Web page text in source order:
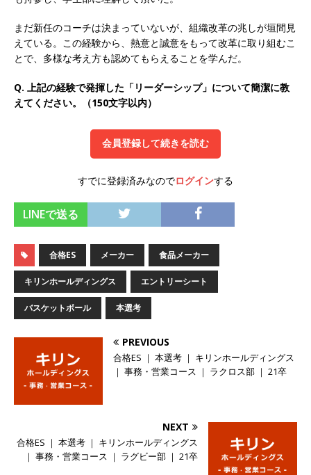
体育会積極採用企業
[ 2026年5月14日 ] 【 28卒 ｜ 体験型インターン
シップ 】スタンダード上場 ｜ 業界No.1 企業医
療機関向け広告・人材営業 ｜ 未経験からコンサ
ル、マーケティング、ブランディングが経験でき
る ｜ 土日祝休み ｜ 年間休日124日 ｜ ギミック
体育会積極採用企業
[ 2026年5月14日 ] 【 28卒 ｜ 不動産・営業を知
れる仕事体験開催 】大阪勤務・転勤なし ｜ 関西
知名度抜群の総合不動産会社 ｜ マンション販売
戸数近畿圏第3位 ｜ 初任給30万+手当、1年目で
年収1,000万も目指せる ｜ 年間休日120～125日
｜ エスリード
[ 2026年5月14日 ]
業界研究・企業説明会 】 世界最大級の金融サー
120日以上 ｜ ジブラルタ生命
体育会積極採用
企業
まだ新任のコーチは決まっていないが、組織改革の兆しが垣間見
えている。この経験から、熱意と誠意をもって改革に取り組むこ
とで、多様な考え方も認めてもらえることを学んだ。
Q. 上記の経験で発揮した「リーダーシップ」について簡潔に教
えてください。（150文字以内）
会員登録して続きを読む
すでに登録済みなのでログインする
LINEで送る
合格ES メーカー 食品メーカー
キリンホールディングス エントリーシート
バスケットボール 本選考
PREVIOUS
合格ES ｜ 本選考 ｜ キリンホールディングス
｜ 事務・営業コース ｜ ラクロス部 ｜ 21卒
NEXT
合格ES ｜ 本選考 ｜ キリンホールディングス
｜ 事務・営業コース ｜ ラグビー部 ｜ 21卒